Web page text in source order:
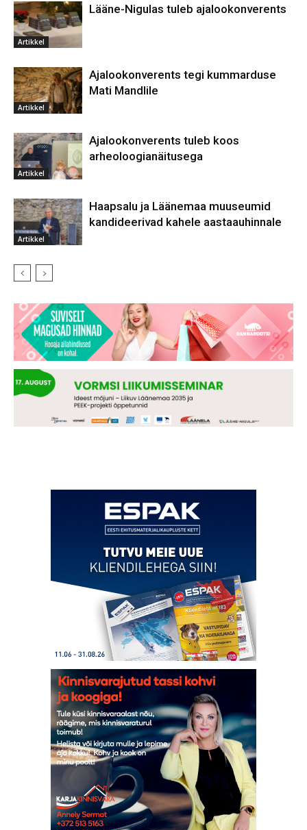
Artikkel
Lääne-Nigulas tuleb ajalookonverents
Artikkel
Ajalookonverents tegi kummarduse
Mati Mandlile
Artikkel
Ajalookonverents tuleb koos
arheoloogianäitusega
Artikkel
Haapsalu ja Läänemaa muuseumid
kandideerivad kahele aastaauhinnale